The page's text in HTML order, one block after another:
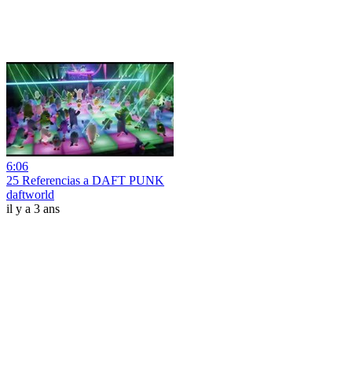
6:06
25 Referencias a DAFT PUNK
daftworld
il y a 3 ans